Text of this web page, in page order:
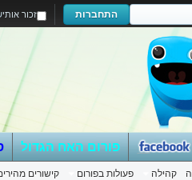
התחברות זכור אותי
קהילה פעולות בפורום קישורים
פורום האח הגדול